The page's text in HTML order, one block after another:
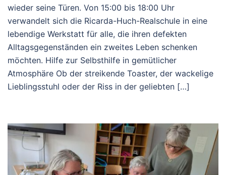
wieder seine Türen. Von 15:00 bis 18:00 Uhr
verwandelt sich die Ricarda-Huch-Realschule in eine
lebendige Werkstatt für alle, die ihren defekten
Alltagsgegenständen ein zweites Leben schenken
möchten. Hilfe zur Selbsthilfe in gemütlicher
Atmosphäre Ob der streikende Toaster, der wackelige
Lieblingsstuhl oder der Riss in der geliebten […]